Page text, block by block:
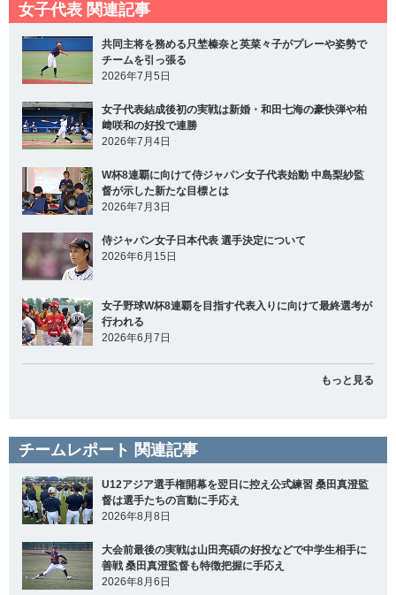
女子代表 関連記事
共同主将を務める只埜榛奈と英菜々子がプレーや姿勢で
チームを引っ張る
2026年7月5日
女子代表結成後初の実戦は新婚・和田七海の豪快弾や柏
﨑咲和の好投で連勝
2026年7月4日
W杯8連覇に向けて侍ジャパン女子代表始動 中島梨紗監
督が示した新たな目標とは
2026年7月3日
侍ジャパン女子日本代表 選手決定について
2026年6月15日
女子野球W杯8連覇を目指す代表入りに向けて最終選考が
行われる
2026年6月7日
もっと見る
チームレポート 関連記事
U12アジア選手権開幕を翌日に控え公式練習 桑田真澄監
督は選手たちの言動に手応え
2026年8月8日
大会前最後の実戦は山田亮碩の好投などで中学生相手に
善戦 桑田真澄監督も特徴把握に手応え
2026年8月6日